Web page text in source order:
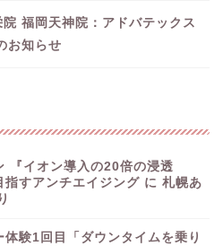
福岡天神院：アドバテックス
お知らせ
『イオン導入の20倍の浸透
指すアンチエイジング に 札幌あ
験1回目「ダウンタイムを乗り